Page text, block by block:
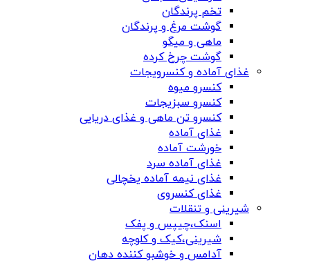
تخم پرندگان
گوشت مرغ و پرندگان
ماهی و میگو
گوشت چرخ کرده
غذای آماده و کنسرویجات
کنسرو میوه
کنسرو سبزیجات
کنسرو تن ماهی و غذای دریایی
غذای آماده
خورشت آماده
غذای آماده سرد
غذای نیمه آماده یخچالی
غذای کنسروی
شیرینی و تنقلات
اسنک،چیپس و پفک
شیرینی،کیک و کلوچه
آدامس و خوشبو کننده دهان